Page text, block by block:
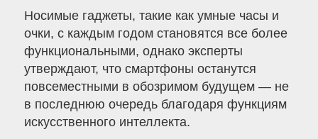
Носимые гаджеты, такие как умные часы и
очки, с каждым годом становятся все более
функциональными, однако эксперты
утверждают, что смартфоны останутся
повсеместными в обозримом будущем — не
в последнюю очередь благодаря функциям
искусственного интеллекта.